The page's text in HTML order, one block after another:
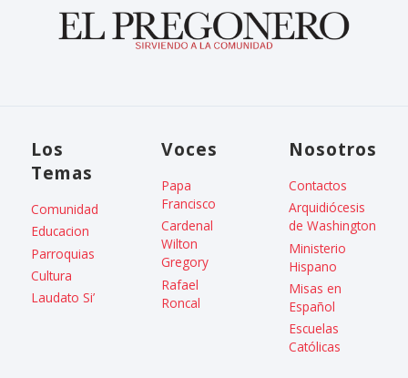
Los
Temas
Comunidad
Educacion
Parroquias
Cultura
Laudato Si’
Voces
Papa
Francisco
Cardenal
Wilton
Gregory
Rafael
Roncal
Nosotros
Contactos
Arquidiócesis
de Washington
Ministerio
Hispano
Misas en
Español
Escuelas
Católicas